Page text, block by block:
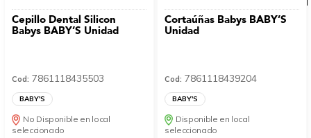
Cepillo Dental Silicon
Babys BABY’S Unidad
Cod: 7861118435503
BABY'S
No Disponible en local
seleccionado
Cortaúñas Babys BABY’S
Unidad
Cod: 7861118439204
BABY'S
Disponible en local
seleccionado